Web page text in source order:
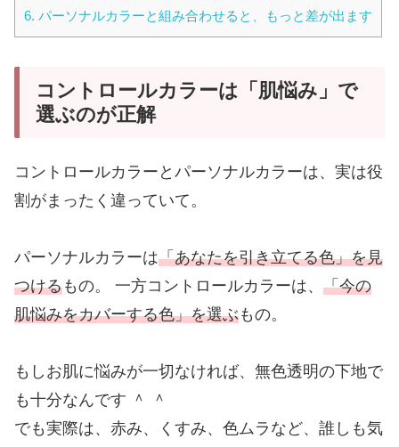
6. パーソナルカラーと組み合わせると、もっと差が出ます
コントロールカラーは「肌悩み」で
選ぶのが正解
コントロールカラーとパーソナルカラーは、実は役
割がまったく違っていて。
パーソナルカラーは「あなたを引き立てる色」を見
つけるもの。 一方コントロールカラーは、 「今の
肌悩みをカバーする色」を選ぶもの。
もしお肌に悩みが一切なければ、無色透明の下地で
も十分なんです ＾ ＾
でも実際は、赤み、くすみ、色ムラなど、誰しも気